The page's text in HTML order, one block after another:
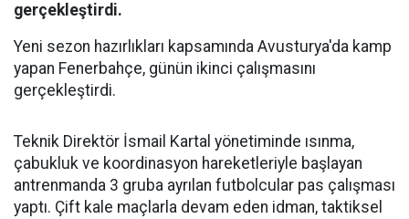
gerçekleştirdi.
Yeni sezon hazırlıkları kapsamında Avusturya'da kamp
yapan Fenerbahçe, günün ikinci çalışmasını
gerçekleştirdi.
Teknik Direktör İsmail Kartal yönetiminde ısınma,
çabukluk ve koordinasyon hareketleriyle başlayan
antrenmanda 3 gruba ayrılan futbolcular pas çalışması
yaptı. Çift kale maçlarla devam eden idman, taktiksel